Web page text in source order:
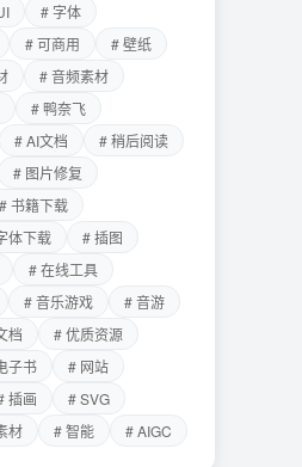
# 字体
# 可商用
# 壁纸
# 音频素材
# 鸭奈飞
# AI文档
# 稍后阅读
# 图片修复
# 书籍下载
体下载
# 插图
# 在线工具
# 音乐游戏
# 音游
档
# 优质资源
子书
# 网站
插画
# SVG
材 # 智能 # AIGC